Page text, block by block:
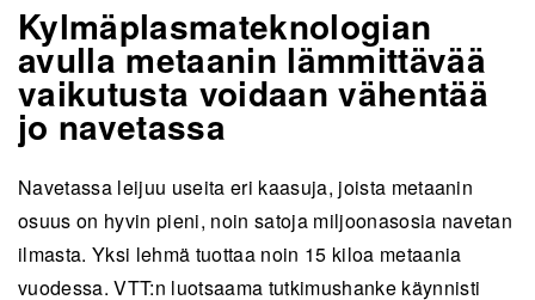
Kylmäplasmateknologian
avulla metaanin lämmittävää
vaikutusta voidaan vähentää
jo navetassa
Navetassa leijuu useita eri kaasuja, joista metaanin
osuus on hyvin pieni, noin satoja miljoonasosia navetan
ilmasta. Yksi lehmä tuottaa noin 15 kiloa metaania
vuodessa.VTT:n luotsaama tutkimushanke käynnisti